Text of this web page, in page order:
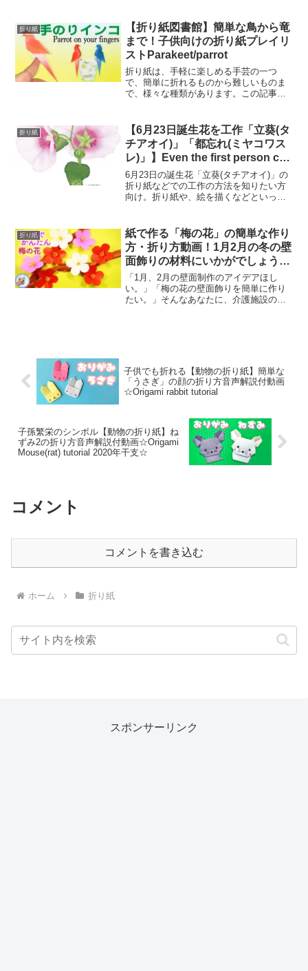
芳香があり、踏んで歩くとリンゴやパイ
ナップルのような...
折り紙
【折り紙図書館】簡単な鳥から竜
まで！子供向けの折り紙プレイリ
ストParakeet/parrot
折り紙は、手軽に楽しめる手芸の一つ
で、簡単に折れるものから難しいものま
で、様々な種類があります。この記事で
は、まず簡単なものから始めて、徐々に
難しいものに挑戦していくの...
折り紙
【6月23日誕生花を工作「立葵(タ
チアオイ)」「都忘れ(ミヤコワス
レ)」】Even the first person can
easily draw [Tatikaoi] watercolor
6月23日の誕生花「立葵(タチアオイ)」の
折り紙などでの工作の方法を知りたい方
向け。折り紙や、絵を描くなどといった
じような物ばかりで、バリエーションに
困っていませんか？...
折り紙
紙で作る「梅の花」の簡単な作り
方・折り方動画！1月2月の冬の壁
面飾りの材料にいかがでしょう？
【つくるモン】Plum blossom
「1月、2月の壁面制作のアイデアほし
い。」「梅の花の壁面飾りを簡単に作り
たい。」そんなあなたに、介護施設の高
子供でも折れる【動物の折り紙】簡単な
「うさぎ」の顔の折り方音声解説付動画
☆Origami rabbit tutorial
子孫繁栄のシンボル【動物の折り紙】ね
ずみ2の折り方音声解説付動画☆Origami
Mouse(rat) tutorial 2020年干支☆
コメント
コメントを書き込む
ホーム 折り紙
スポンサーリンク